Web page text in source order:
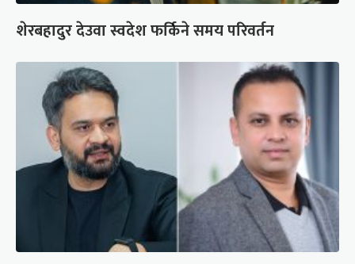
शेरबहादुर देउवा स्वदेश फर्किने समय परिवर्तन